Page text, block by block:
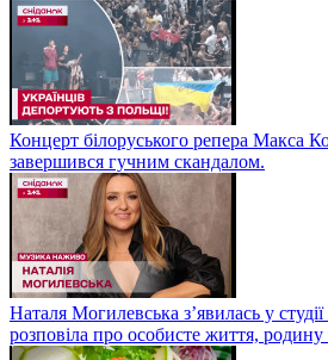
Концерт білоруського репера Макса
завершився гучним скандалом.
Наталя Могилевська з’явилась у
розповіла про особисте життя, родину